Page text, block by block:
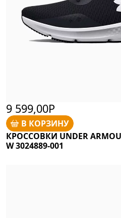
9 599,00Р
В КОРЗИНУ
КРОССОВКИ UNDER
W 3024889-001